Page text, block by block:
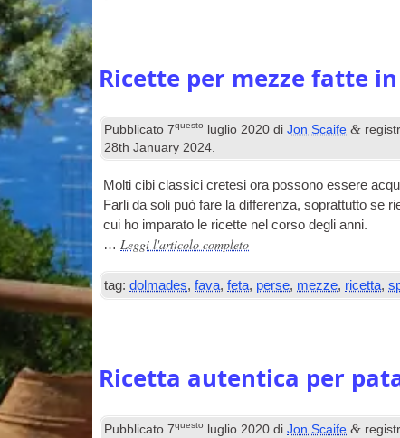
Ricette per mezze fatte
Pubblicato7questo luglio 2020 diJon Scaife &
28th January 2024
Molti cibi classici cretesi ora possono essere
Farli da soli può fare la differenza, soprattutto se
cui ho imparato le ricette nel corso degli anni.
… Leggi l'articolo completo
tag: dolmades,fava,feta, perse, mezze, ricetta,
Ricetta autentica per
Pubblicato7questo luglio 2020 diJon Scaife &